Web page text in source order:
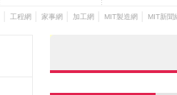
工程網 家事網 加工網 MIT製造網 MIT新聞